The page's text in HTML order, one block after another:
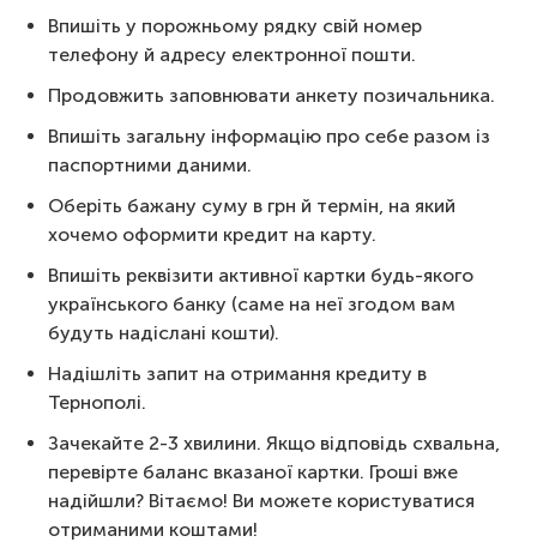
Впишіть у порожньому рядку свій номер
телефону й адресу електронної пошти.
Продовжить заповнювати анкету позичальника.
Впишіть загальну інформацію про себе разом із
паспортними даними.
Оберіть бажану суму в грн й термін, на який
хочемо оформити кредит на карту.
Впишіть реквізити активної картки будь-якого
українського банку (саме на неї згодом вам
будуть надіслані кошти).
Надішліть запит на отримання кредиту в
Тернополі.
Зачекайте 2-3 хвилини. Якщо відповідь схвальна,
перевірте баланс вказаної картки. Гроші вже
надійшли? Вітаємо! Ви можете користуватися
отриманими коштами!